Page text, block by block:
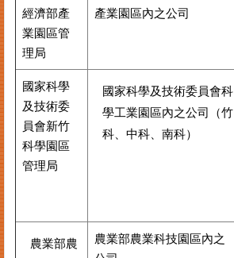
經濟部產
業園區管
理局
產業園區內之公司
國家科學
及技術委
員會新竹
科學園區
管理局
國家科學及技術委員會科
學工業園區內之公司（竹
科、中科、南科）
農業部農
農業部農業科技園區內之